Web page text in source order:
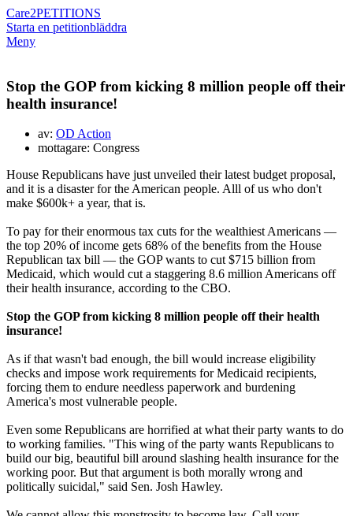
Care2PETITIONS
Starta en petitionbläddra
Meny
Stop the GOP from kicking 8 million people off their
health insurance!
av: OD Action
mottagare: Congress
House Republicans have just unveiled their latest budget proposal,
and it is a disaster for the American people. Alll of us who don't
make $600k+ a year, that is.
To pay for their enormous tax cuts for the wealthiest Americans —
the top 20% of income gets 68% of the benefits from the House
Republican tax bill — the GOP wants to cut $715 billion from
Medicaid, which would cut a staggering 8.6 million Americans off
their health insurance, according to the CBO.
Stop the GOP from kicking 8 million people off their health
insurance!
As if that wasn't bad enough, the bill would increase eligibility
checks and impose work requirements for Medicaid recipients,
forcing them to endure needless paperwork and burdening
America's most vulnerable people.
Even some Republicans are horrified at what their party wants to do
to working families. "This wing of the party wants Republicans to
build our big, beautiful bill around slashing health insurance for the
working poor. But that argument is both morally wrong and
politically suicidal," said Sen. Josh Hawley.